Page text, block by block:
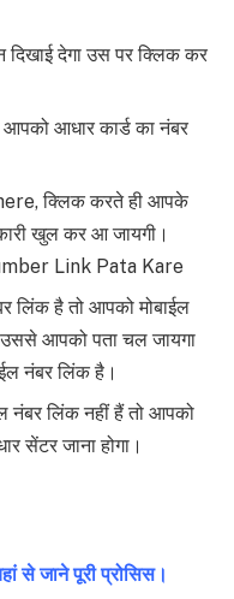
देगा उस पर क्लिक कर
आधार कार्ड का नंबर
क्लिक करते ही आपके
खुल कर आ जायगी।
Link Pata Kare
लिंक है तो आपको मोबाईल
आपको पता चल जायगा
नंबर लिंक है।
नंबर लिंक नहीं हैं तो आपको
सेंटर जाना होगा।
से जाने पूरी प्रोसिस।